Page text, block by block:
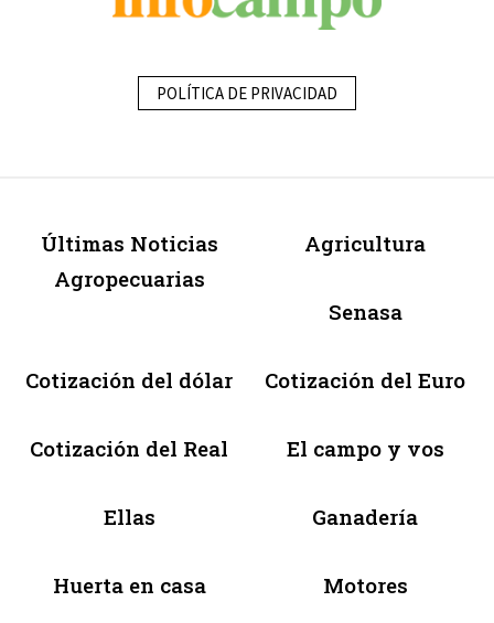
POLÍTICA DE PRIVACIDAD
Últimas Noticias
Agropecuarias
Agricultura
Senasa
Cotización del dólar Cotización del Euro
Cotización del Real El campo y vos
Ellas Ganadería
Huerta en casa Motores